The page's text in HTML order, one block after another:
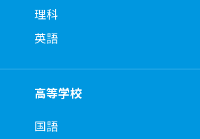
理科
英語
高等学校
国語